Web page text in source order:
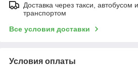
Доставка через такси,
транспортом
Все условия доставки
Условия оплаты